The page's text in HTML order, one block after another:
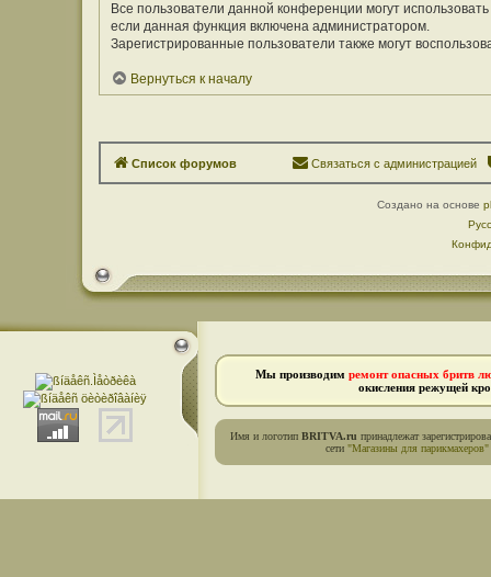
Все пользователи данной конференции могут
если данная функция включена администратором.
Зарегистрированные пользователи также могут
Вернуться к началу
Список форумов Связаться с администрацией
Создано на основе
Мы производим ремонт опасных бритв
окисления режущей
Имя и логотип BRITVA.ru принадлежат
сети "Магазины для парикмахеров"